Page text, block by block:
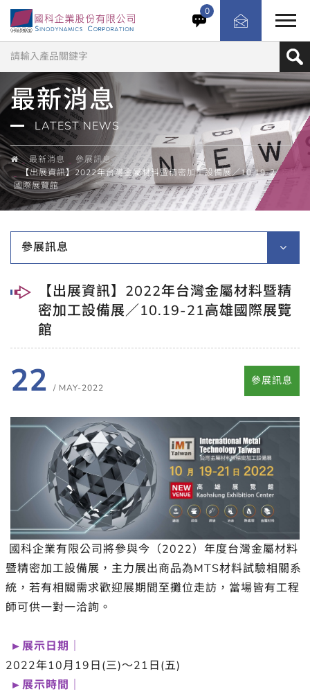
0
最新消息
LATEST NEWS
最新消息
參展訊息
【出展資訊】2022年台灣金屬材料暨精密加工設備展／10.19-21高雄
國際展覽館
參展訊息
【出展資訊】2022年台灣金屬材料暨精
密加工設備展／10.19-21高雄國際展覽
館
22 / MAY-2022
參展訊息
國科企業有限公司將參與今（2022）年度台灣金屬材料
暨精密加工設備展，主力展出商品為MTS材料試驗相關系
統，若有相關需求歡迎展期間至攤位走訪，當場皆有工程
師可供一對一洽詢。
►展示日期｜
2022年10月19日(三)～21日(五)
►展示時間｜